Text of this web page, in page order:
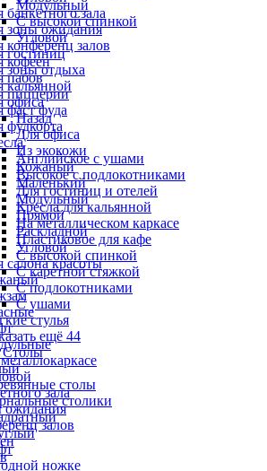
банкетного зала
зоны ожидания
конференц залов
кофеен
пабов
пиццерии
фаст фуда
фудкорта
Английское с ушами
Высокое с подлокотниками
Для гостиниц и отелей
Кресла для кальянной
На металлическом каркасе
Пластиковое для кафе
С высокой спинкой
С каретной стяжкой
С подлокотниками
С ушами
стулья
ещё 44
Столы
столы
столики
ножке
Модульный
С высокой спинкой
Угловой
гостиниц
зоны отдыха
кальянной
офиса
Назад
Для офиса
Из экокожи
Кожаный
Маленький
Модульный
Прямой
Раскладной
Угловой
салона красоты
зала
ожидания
залов